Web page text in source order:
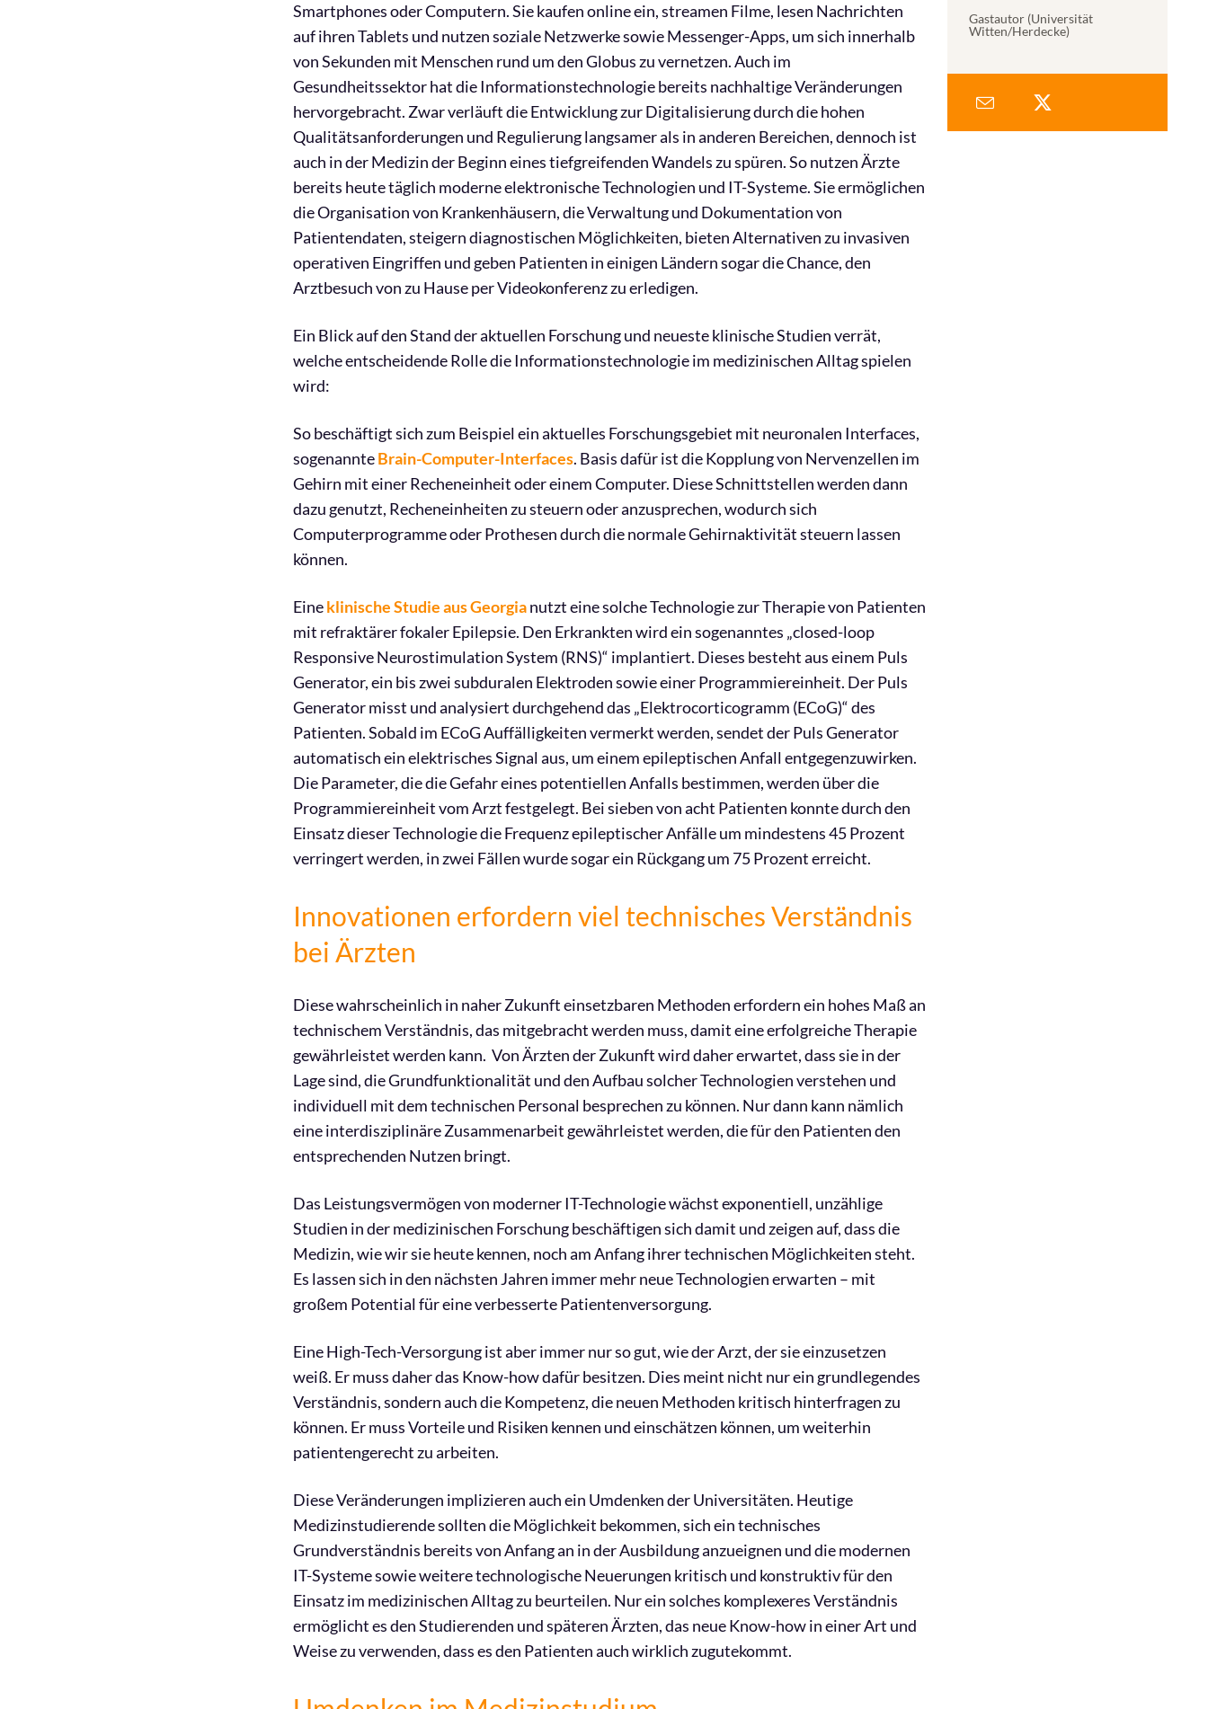
Smartphones oder Computern. Sie kaufen online ein, streamen Filme, lesen Nachrichten
auf ihren Tablets und nutzen soziale Netzwerke sowie Messenger-Apps, um sich innerhalb
von Sekunden mit Menschen rund um den Globus zu vernetzen. Auch im
Gesundheitssektor hat die Informationstechnologie bereits nachhaltige Veränderungen
hervorgebracht. Zwar verläuft die Entwicklung zur Digitalisierung durch die hohen
Qualitätsanforderungen und Regulierung langsamer als in anderen Bereichen, dennoch ist
auch in der Medizin der Beginn eines tiefgreifenden Wandels zu spüren. So nutzen Ärzte
bereits heute täglich moderne elektronische Technologien und IT-Systeme. Sie ermöglichen
die Organisation von Krankenhäusern, die Verwaltung und Dokumentation von
Patientendaten, steigern diagnostischen Möglichkeiten, bieten Alternativen zu invasiven
operativen Eingriffen und geben Patienten in einigen Ländern sogar die Chance, den
Arztbesuch von zu Hause per Videokonferenz zu erledigen.
Ein Blick auf den Stand der aktuellen Forschung und neueste klinische Studien verrät,
welche entscheidende Rolle die Informationstechnologie im medizinischen Alltag spielen
wird:
So beschäftigt sich zum Beispiel ein aktuelles Forschungsgebiet mit neuronalen Interfaces,
sogenannteBrain-Computer-Interfaces. Basis dafür ist die Kopplung von Nervenzellen im
Gehirn mit einer Recheneinheit oder einem Computer. Diese Schnittstellen werden dann
dazu genutzt, Recheneinheiten zu steuern oder anzusprechen, wodurch sich
Computerprogramme oder Prothesen durch die normale Gehirnaktivität steuern lassen
können.
Eineklinische Studie aus Georgianutzt eine solche Technologie zur Therapie von Patienten
mit refraktärer fokaler Epilepsie. Den Erkrankten wird ein sogenanntes „closed-loop
Responsive Neurostimulation System (RNS)“ implantiert. Dieses besteht aus einem Puls
Generator, ein bis zwei subduralen Elektroden sowie einer Programmiereinheit. Der Puls
Generator misst und analysiert durchgehend das „Elektrocorticogramm (ECoG)“ des
Patienten. Sobald im ECoG Auffälligkeiten vermerkt werden, sendet der Puls Generator
automatisch ein elektrisches Signal aus, um einem epileptischen Anfall entgegenzuwirken.
Die Parameter, die die Gefahr eines potentiellen Anfalls bestimmen, werden über die
Programmiereinheit vom Arzt festgelegt. Bei sieben von acht Patienten konnte durch den
Einsatz dieser Technologie die Frequenz epileptischer Anfälle um mindestens 45 Prozent
verringert werden, in zwei Fällen wurde sogar ein Rückgang um 75 Prozent erreicht.
Innovationen erfordern viel technisches Verständnis
bei Ärzten
Diese wahrscheinlich in naher Zukunft einsetzbaren Methoden erfordern ein hohes Maß an
technischem Verständnis, das mitgebracht werden muss, damit eine erfolgreiche Therapie
gewährleistet werden kann. Von Ärzten der Zukunft wird daher erwartet, dass sie in der
Lage sind, die Grundfunktionalität und den Aufbau solcher Technologien verstehen und
individuell mit dem technischen Personal besprechen zu können. Nur dann kann nämlich
eine interdisziplinäre Zusammenarbeit gewährleistet werden, die für den Patienten den
entsprechenden Nutzen bringt.
Das Leistungsvermögen von moderner IT-Technologie wächst exponentiell, unzählige
Studien in der medizinischen Forschung beschäftigen sich damit und zeigen auf, dass die
Medizin, wie wir sie heute kennen, noch am Anfang ihrer technischen Möglichkeiten steht.
Es lassen sich in den nächsten Jahren immer mehr neue Technologien erwarten – mit
großem Potential für eine verbesserte Patientenversorgung.
Eine High-Tech-Versorgung ist aber immer nur so gut, wie der Arzt, der sie einzusetzen
weiß. Er muss daher das Know-how dafür besitzen. Dies meint nicht nur ein grundlegendes
Verständnis, sondern auch die Kompetenz, die neuen Methoden kritisch hinterfragen zu
können. Er muss Vorteile und Risiken kennen und einschätzen können, um weiterhin
patientengerecht zu arbeiten.
Diese Veränderungen implizieren auch ein Umdenken der Universitäten. Heutige
Medizinstudierende sollten die Möglichkeit bekommen, sich ein technisches
Grundverständnis bereits von Anfang an in der Ausbildung anzueignen und die modernen
IT-Systeme sowie weitere technologische Neuerungen kritisch und konstruktiv für den
Einsatz im medizinischen Alltag zu beurteilen. Nur ein solches komplexeres Verständnis
ermöglicht es den Studierenden und späteren Ärzten, das neue Know-how in einer Art und
Weise zu verwenden, dass es den Patienten auch wirklich zugutekommt.
Gastautor (Universität
Witten/Herdecke)